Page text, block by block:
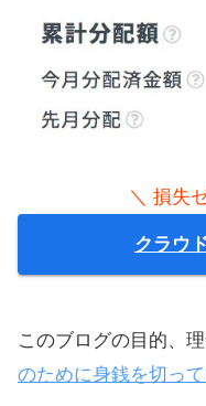
＞＞安定して毎月利